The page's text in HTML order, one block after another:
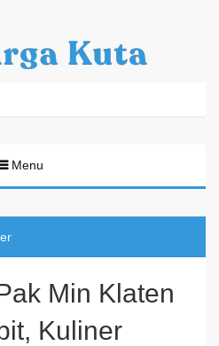
Menu
Min Klaten
Kuliner